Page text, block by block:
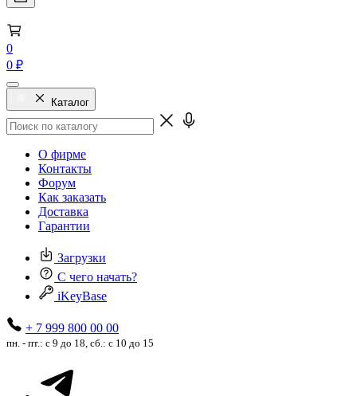
0
0 ₽
Каталог
О фирме
Контакты
Форум
Как заказать
Доставка
Гарантии
Загрузки
С чего начать?
iKeyBase
+ 7 999 800 00 00
пн. - пт.: с 9 до 18, сб.: с 10 до 15